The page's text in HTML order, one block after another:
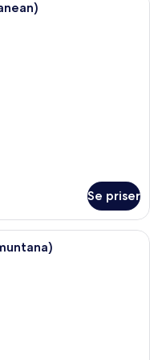
Se priser
værelse - bjergudsigt